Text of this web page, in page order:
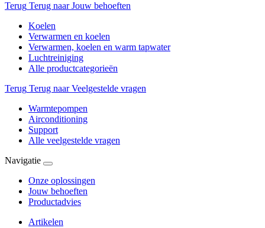
Terug Terug naar Jouw behoeften
Koelen
Verwarmen en koelen
Verwarmen, koelen en warm tapwater
Luchtreiniging
Alle productcategorieën
Terug Terug naar Veelgestelde vragen
Warmtepompen
Airconditioning
Support
Alle veelgestelde vragen
Navigatie
Onze oplossingen
Jouw behoeften
Productadvies
Artikelen